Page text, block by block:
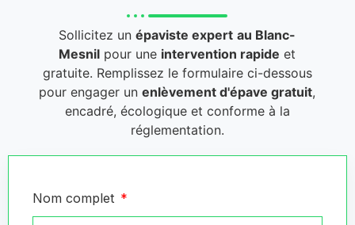
Sollicitez unépaviste expert au Blanc-
Mesnil pour une intervention rapide et
gratuite. Remplissez le formulaire ci-dessous
pour engager unenlèvement d'épave gratuit,
encadré, écologique et conforme à la
réglementation.
Nom complet